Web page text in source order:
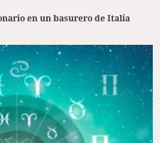
en un basurero de Italia